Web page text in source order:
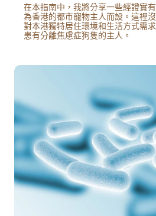
在本指南中，我將分享一些經證實
為香港的都市寵物主人而設。這裡
對本港獨特居住環境和生活方式需
患有分離焦慮症狗隻的主人。